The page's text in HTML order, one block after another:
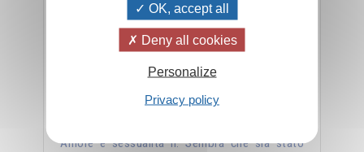
Amore e sessualità II. Sembra che sia stato
OK, accept all
Deny all cookies
Personalize
Privacy policy